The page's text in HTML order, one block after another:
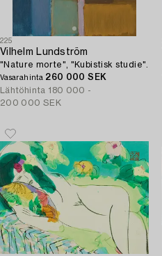
225
Vilhelm Lundström
"Nature morte", "Kubistisk studie".
Vasarahinta 260 000 SEK
Lähtöhinta 180 000 -
200 000 SEK